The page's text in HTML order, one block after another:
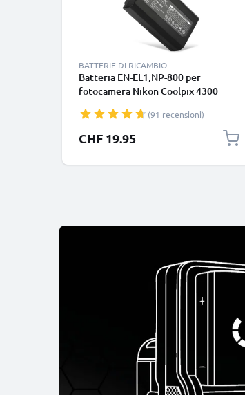
BATTERIE DI RICAMBIO
Batteria EN-EL1,NP-800 per
fotocamera Nikon Coolpix 4300
5000 Coolpix 5400, Konica Minolta
DiMAGE A200 Affidabile ricambio da
750mAh, marca CELLONIC
(91 recensioni)
CHF 19.95